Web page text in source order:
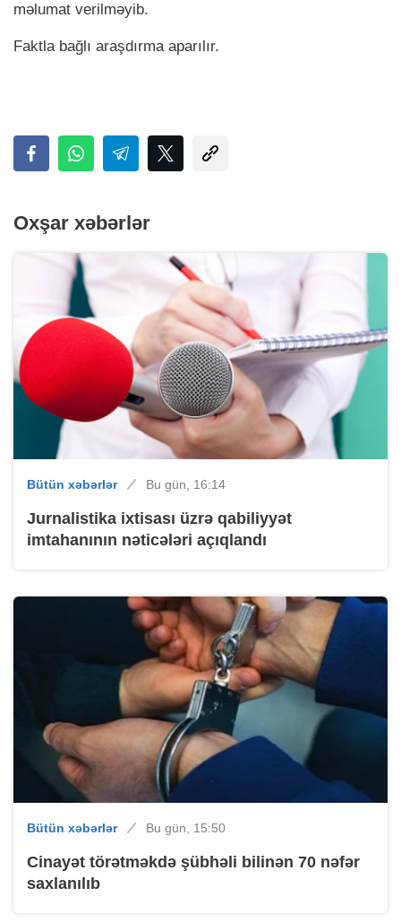
məlumat verilməyib.
Faktla bağlı araşdırma aparılır.
Oxşar xəbərlər
Bütün xəbərlər Bu gün, 16:14
Jurnalistika ixtisası üzrə qabiliyyət
imtahanının nəticələri açıqlandı
Bütün xəbərlər Bu gün, 15:50
Cinayət törətməkdə şübhəli bilinən 70 nəfər
saxlanılıb